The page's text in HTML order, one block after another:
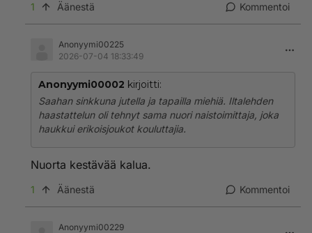
1 Äänestä Kommentoi
Anonyymi00225
2026-07-04 18:33:49
Anonyymi00002 kirjoitti:
Saahan sinkkuna jutella ja tapailla miehiä. Iltalehden
haastattelun oli tehnyt sama nuori naistoimittaja, joka
haukkui erikoisjoukot kouluttajia.
Nuorta kestävää kalua.
1 Äänestä Kommentoi
Anonyymi00229